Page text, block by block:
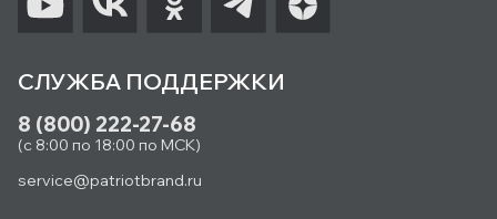
СЛУЖБА ПОДДЕРЖКИ
8 (800) 222-27-68
(с 8:00 по 18:00 по МСК)
service@patriotbrand.ru